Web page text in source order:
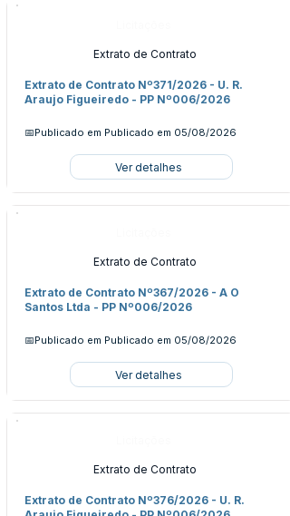
Extrato de Contrato
Extrato de Contrato Nº371/2026 - U. R.
Araujo Figueiredo - PP Nº006/2026
📅Publicado em Publicado em 05/08/2026
Ver detalhes
Extrato de Contrato
Extrato de Contrato Nº367/2026 - A O
Santos Ltda - PP Nº006/2026
📅Publicado em Publicado em 05/08/2026
Ver detalhes
Extrato de Contrato
Extrato de Contrato Nº376/2026 - U. R.